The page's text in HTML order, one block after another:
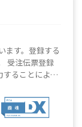
ます。登録する
することによる
実行の作業が